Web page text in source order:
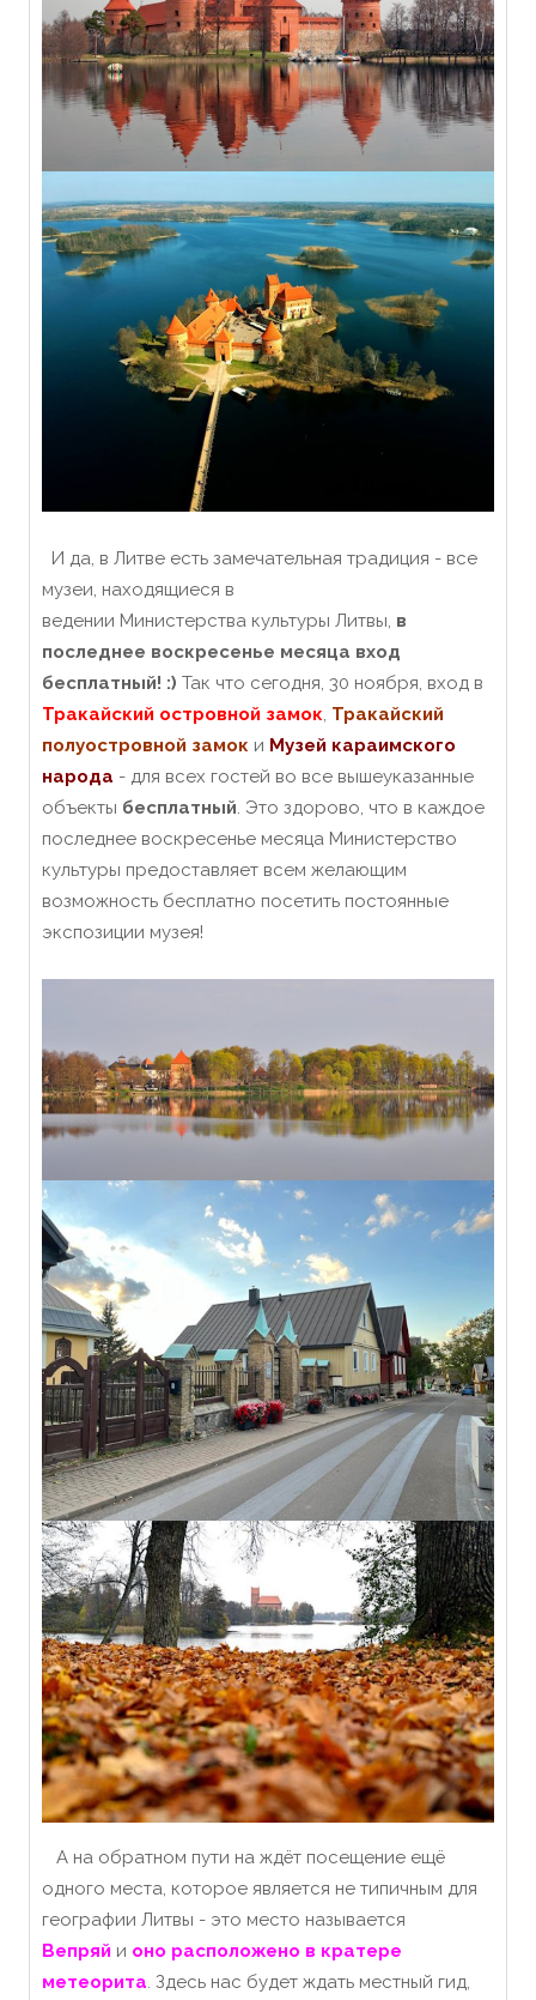
И да, в Литве есть замечательная традиция - все
музеи, находящиеся в
ведении Министерства культуры Литвы, в
последнее воскресенье месяца вход
бесплатный! :) Так что сегодня, 30 ноября, вход в
Тракайский островной замок, Тракайский
полуостровной замок и Музей караимского
народа - для всех гостей во все вышеуказанные
объекты бесплатный. Это здорово, что в каждое
последнее воскресенье месяца Министерство
культуры предоставляет всем желающим
возможность бесплатно посетить постоянные
экспозиции музея!
А на обратном пути на ждёт посещение ещё
одного места, которое является не типичным для
географии Литвы - это место называется
Вепряй и оно расположено в кратере
метеорита. Здесь нас будет ждать местный гид,